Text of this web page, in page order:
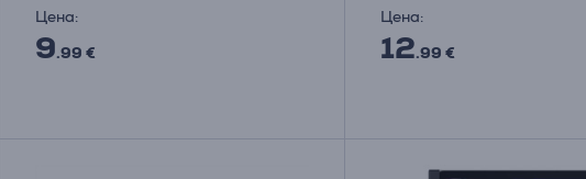
Цена:
9.99 €
Цена:
12.99 €